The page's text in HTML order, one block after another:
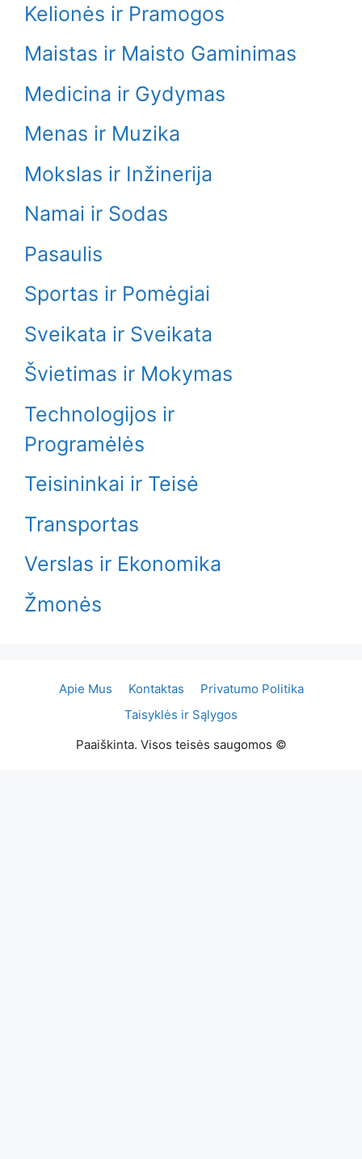
Kelionės ir Pramogos
Maistas ir Maisto Gaminimas
Medicina ir Gydymas
Menas ir Muzika
Mokslas ir Inžinerija
Namai ir Sodas
Pasaulis
Sportas ir Pomėgiai
Sveikata ir Sveikata
Švietimas ir Mokymas
Technologijos ir
Programėlės
Teisininkai ir Teisė
Transportas
Verslas ir Ekonomika
Žmonės
Apie Mus Kontaktas
Privatumo Politika
Taisyklės ir Sąlygos
Paaiškinta. Visos teisės saugomos ©